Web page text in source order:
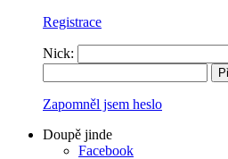
Registrace
Nick:
Zapomněl jsem heslo
Doupě jinde
Facebook